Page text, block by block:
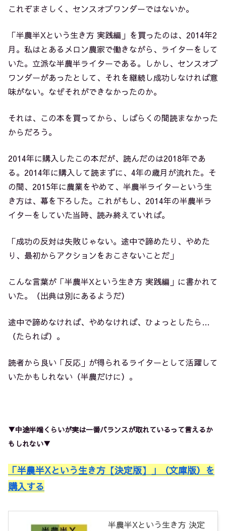
これぞまさしく、センスオブワンダーではないか。
「半農半Xという生き方 実践編」 を買ったのは、2014年2
月。私はとあるメロン農家で働きながら、ライターをして
いた。立派な半農半ライターである。しかし、センスオブ
ワンダーがあったとして、それを継続し成功しなければ意
味がない。なぜそれができなかったのか。
それは、この本を買ってから、しばらくの間読まなかった
からだろう。
2014年に購入したこの本だが、読んだのは2018年であ
る。2014年に購入して読まずに、4年の歳月が流れた。そ
の間、2015年に農業をやめて、半農半ライターという生
き方は、幕を下ろした。これがもし、2014年の半農半ラ
イターをしていた当時、読み終えていれば。
「成功の反対は失敗じゃない。途中で諦めたり、やめた
り、最初からアクションをおこさないことだ」
こんな言葉が「半農半Xという生き方 実践編」に書かれて
いた。（出典は別にあるようだ）
途中で諦めなければ、やめなければ、ひょっとしたら…
（たられば）。
読者から良い「反応」が得られるライターとして活躍して
いたかもしれない（半農だけに）。
▼中途半端くらいが実は一番バランスが取れているって言えるか
もしれない▼
「半農半Xという生き方【決定版】」（文庫版）を
購入する
半農半Xという生き方 決定